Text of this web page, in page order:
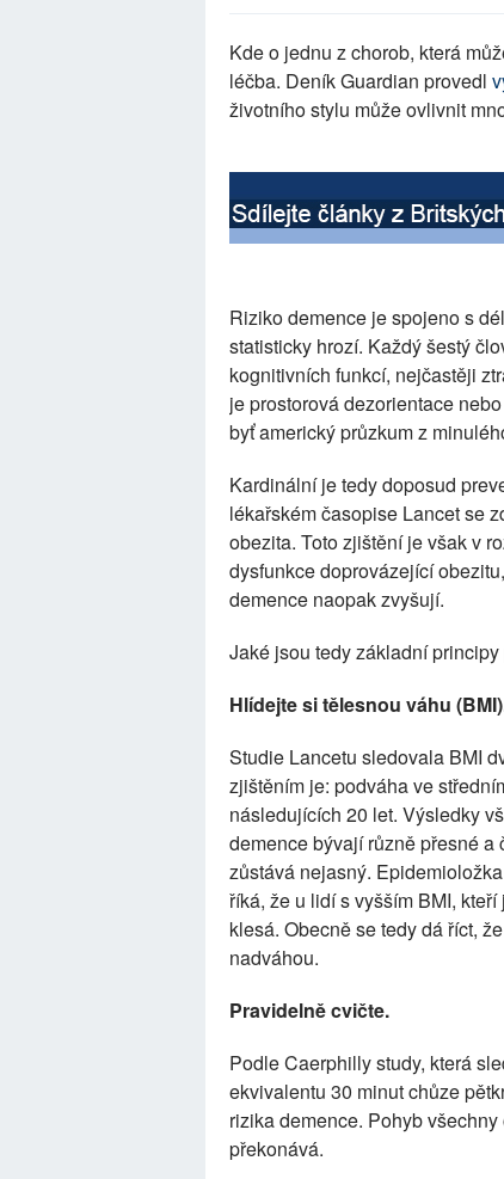
Kde o jednu z chorob, která
léčba. Deník Guardian provedl
životního stylu může ovlivnit
Riziko demence je spojeno s
statisticky hrozí. Každý šestý
kognitivních funkcí, nejčastěji
je prostorová dezorientace
byť americký průzkum z
Kardinální je tedy doposud
lékařském časopise Lancet se
obezita. Toto zjištění je však v
dysfunkce doprovázející
demence naopak zvyšují.
Jaké jsou tedy základní
Hlídejte si tělesnou váhu
Studie Lancetu sledovala BMI
zjištěním je: podváha ve
následujících 20 let. Výsledky
demence bývají různě přesné a
zůstává nejasný.
říká, že u lidí s vyšším BMI,
klesá. Obecně se tedy dá říct,
nadváhou.
Pravidelně cvičte.
Podle Caerphilly study, která
ekvivalentu 30 minut chůze
rizika demence. Pohyb
překonává.